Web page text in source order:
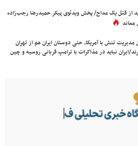
از قتل یک مداح/ پخش ویدئوی پیکر حمیدرضا رجب‌زاده
تنش با آمریکا، حتی دوستان ایران هم از تهران
ایران نباید در مذاکرات با ترامپ قربانی روسیه و چین